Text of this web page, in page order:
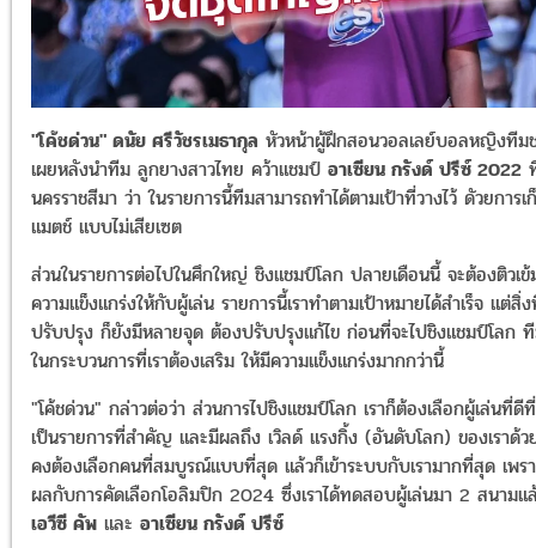
"โค้ชด่วน" ดนัย ศรีวัชรเมธากุล หัวหน้าผู้ฝึกสอนวอลเลย์บอลหญิงทีม
เผยหลังนำทีม ลูกยางสาวไทย คว้าแชมป์ อาเซียน กรังด์ ปรีซ์ 2022
นครราชสีมา ว่า ในรายการนี้ทีมสามารถทำได้ตามเป้าที่วางไว้ ดัวยการ
แมตช์ แบบไม่เสียเซต
ส่วนในรายการต่อไปในศึกใหญ่ ชิงแชมป์โลก ปลายเดือนนี้ จะต้องติวเ
ความแข็งแกร่งให้กับผู้เล่น รายการนี้เราทำตามเป้าหมายได้สำเร็จ แต่สิ่
ปรับปรุง ก็ยังมีหลายจุด ต้องปรับปรุงแก้ไข ก่อนที่จะไปชิงแชมป์โลก
ในกระบวนการที่เราต้องเสริม ให้มีความแข็งแกร่งมากกว่านี้
"โค้ชด่วน" กล่าวต่อว่า ส่วนการไปชิงแชมป์โลก เราก็ต้องเลือกผู้เล่นที่ดี
เป็นรายการที่สำคัญ และมีผลถึง เวิลด์ แรงกิ้ง (อันดับโลก) ของเราด้ว
คงต้องเลือกคนที่สมบูรณ์แบบที่สุด แล้วก็เข้าระบบกับเรามากที่สุด เพร
ผลกับการคัดเลือกโอลิมปิก 2024 ซึ่งเราได้ทดสอบผู้เล่นมา 2 สนามแ
เอวีซี คัพ และ อาเซียน กรังด์ ปรีซ์